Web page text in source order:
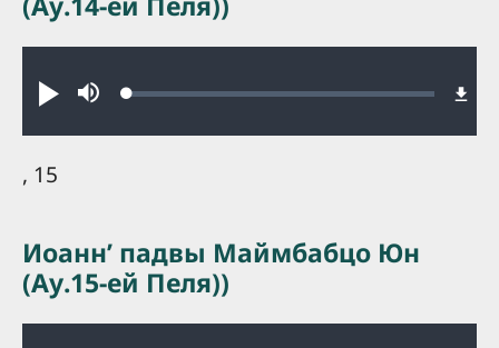
Play MuteLoaded:
, 15
Иоаннʼ падвы Маймбабцо Юн
(Ау.15-ей Пеля))